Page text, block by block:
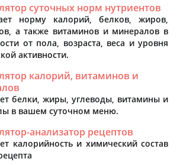
суточных норм нутриентов
норму калорий, белков, жиров,
а также витаминов и минералов в
от пола, возраста, веса и уровня
активности.
калорий, витаминов и
белки, жиры, углеводы, витамины и
в вашем суточном меню.
анализатор рецептов
калорийность и химический состав